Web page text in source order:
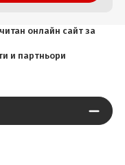
онлайн сайт за
и партньори